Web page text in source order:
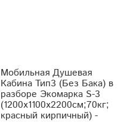
Мобильная Душевая
Кабина Тип3 (Без Бака) в
разборе Экомарка S-3
(1200x1100x2200см;70кг;
красный кирпичный) -